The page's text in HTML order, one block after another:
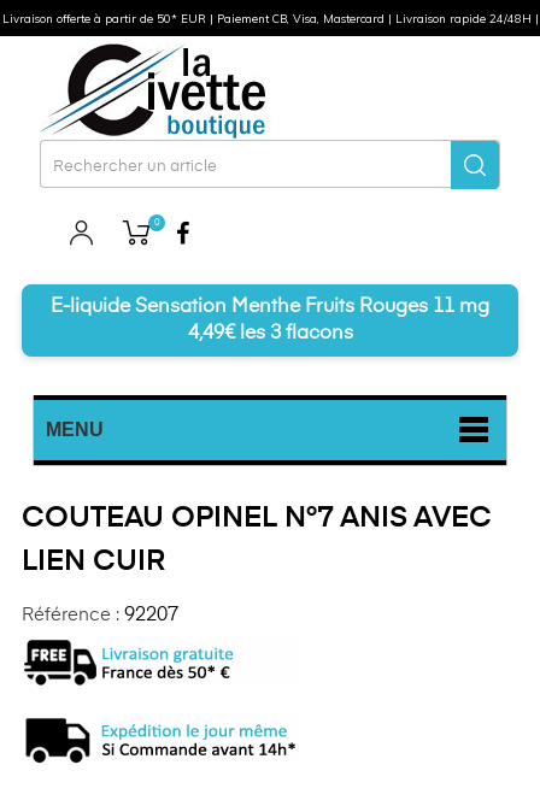
0
E-liquide Sensation Menthe Fruits Rouges 11 mg
4,49€ les 3 flacons
MENU
COUTEAU OPINEL N°7 ANIS AVEC
LIEN CUIR
Référence : 92207
Livraison offerte à partir de 50* EUR | Paiement CB, Visa, Mastercard | Livraison rapide 24/48H |